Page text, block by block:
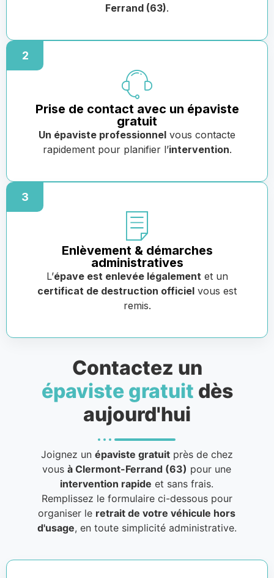
Ferrand (63).
2
Prise de contact avec un épaviste
gratuit
Un épaviste professionnel vous contacte
rapidement pour planifier l’intervention.
3
Enlèvement & démarches
administratives
L’épave est enlevée légalement et un
certificat de destruction officiel vous est
remis.
Contactez un
épaviste gratuit dès
aujourd'hui
Joignez un épaviste gratuitprès de chez
vousà Clermont-Ferrand (63) pour une
intervention rapide et sans frais.
Remplissez le formulaire ci-dessous pour
organiser le retrait de votre véhicule hors
d'usage, en toute simplicité administrative.